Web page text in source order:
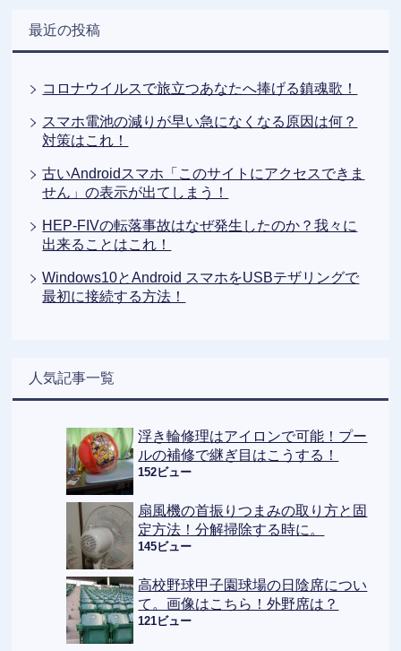
最近の投稿
コロナウイルスで旅立つあなたへ捧げる鎮魂歌！
スマホ電池の減りが早い急になくなる原因は何？
対策はこれ！
古いAndroidスマホ「このサイトにアクセスできま
せん」の表示が出てしまう！
HEP-FIVの転落事故はなぜ発生したのか？我々に
出来ることはこれ！
Windows10とAndroid スマホをUSBテザリングで
最初に接続する方法！
人気記事一覧
浮き輪修理はアイロンで可能！プー
ルの補修で継ぎ目はこうする！
152ビュー
扇風機の首振りつまみの取り方と固
定方法！分解掃除する時に。
145ビュー
高校野球甲子園球場の日陰席につい
て。画像はこちら！外野席は？
121ビュー